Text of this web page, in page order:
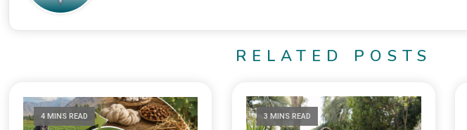
RELATED POSTS
4 MINS READ 3 MINS READ